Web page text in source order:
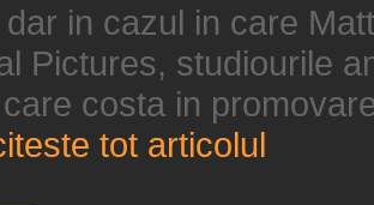
in cazul in care
Pictures, studiourile
costa in
tot articolul